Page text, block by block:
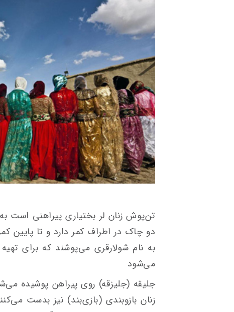
تن‌پوش زنان لر بختیاری پیراهنی است
دو چاک در اطراف کمر دارد و تا پایین
می‌شود
جلیقه (جلیزقه) روی پیراهن پوشیده
زنان بازوبندی (بازی‌بند) نیز بدست